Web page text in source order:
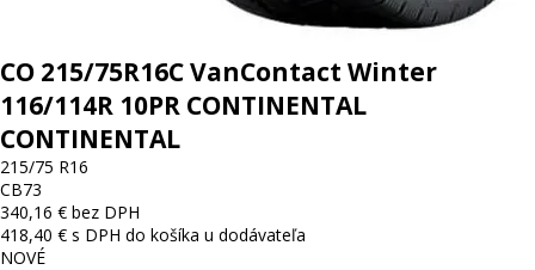
CO 215/75R16C VanContact Winter
116/114R 10PR CONTINENTAL
CONTINENTAL
215/75 R16
CB73
340,16 € bez DPH
418,40 € s DPH do košíka u dodávateľa
NOVÉ